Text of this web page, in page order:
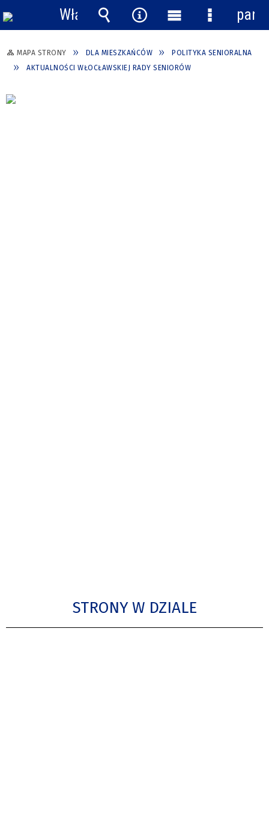
MAPA STRONY DLA MIESZKAŃCÓW
POLITYKA SENIORALNA
AKTUALNOŚCI WŁOCŁAWSKIEJ RADY SENIORÓW
STRONY W DZIALE
Włącz
powiadomienia
Wyszukiwarka
Narzędzia
Menu
główne
Menu
panel